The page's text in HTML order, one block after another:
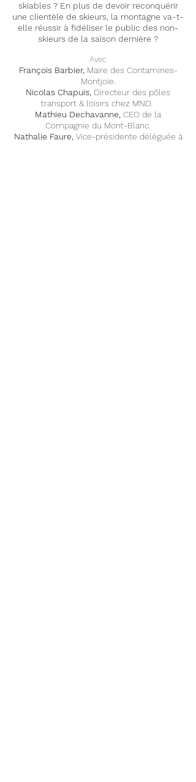
skiables ? En plus de devoir reconquérir
une clientèle de skieurs, la montagne va-t-
elle réussir à fidéliser le public des non-
skieurs de la saison dernière ?
Avec
François Barbier, Maire des Contamines-
Montjoie.
Nicolas Chapuis, Directeur des pôles
transport & loisirs chez MND.
Mathieu Dechavanne, CEO de la
Compagnie du Mont-Blanc.
Nathalie Faure, Vice-présidente déléguée à